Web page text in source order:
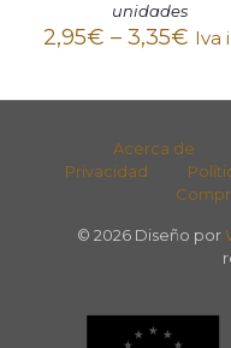
unidades
2,95€ –3,35€ Iva
Acerca de
Privacidad
© 2026 Diseño por